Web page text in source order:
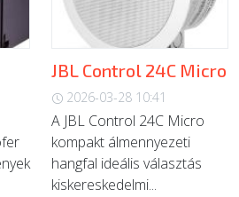
JBL Control 24C Micro
2026-03-28 10:41
A JBL Control 24C Micro
kompakt álmennyezeti
hangfal ideális választás
kiskereskedelmi...